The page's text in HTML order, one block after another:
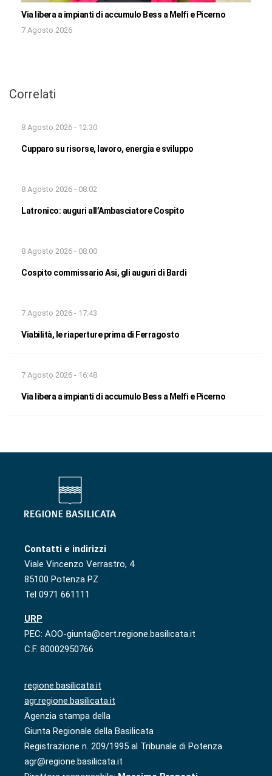
Via libera a impianti di accumulo Bess a Melfi e Picerno
7 Agosto 2026
Correlati
8 Agosto 2026 - 12:30
Cupparo su risorse, lavoro, energia e sviluppo
8 Agosto 2026 - 08:02
Latronico: auguri all’Ambasciatore Cospito
8 Agosto 2026 - 08:00
Cospito commissario Asi, gli auguri di Bardi
7 Agosto 2026 - 17:43
Viabilità, le riaperture prima di Ferragosto
7 Agosto 2026 - 16:48
Via libera a impianti di accumulo Bess a Melfi e Picerno
Contatti e indirizzi
Viale Vincenzo Verrastro, 4
85100 Potenza PZ
Tel 0971 661111
URP
PEC: AOO-giunta@cert.regione.basilicata.it
C.F. 80002950766
regione.basilicata.it
agr.regione.basilicata.it
Agenzia stampa della
Giunta Regionale della Basilicata
Registrazione n. 209/1995 al Tribunale di Potenza
agr@regione.basilicata.it